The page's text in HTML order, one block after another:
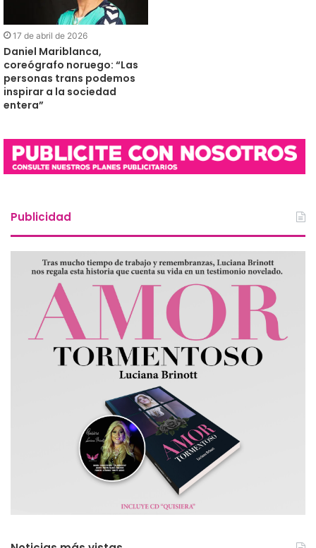
17 de abril de 2026
Daniel Mariblanca,
coreógrafo noruego: “Las
personas trans podemos
inspirar a la sociedad
entera”
Publicidad